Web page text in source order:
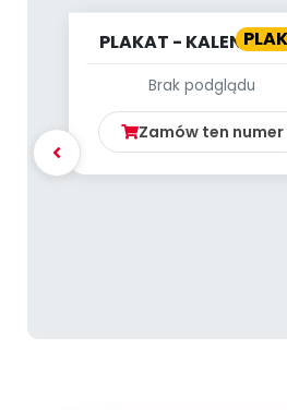
PLAKAT -
Brak podglądu
Zamów ten numer